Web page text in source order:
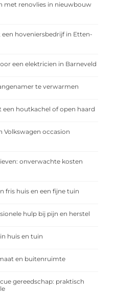
met renovlies in nieuwbouw
hoveniersbedrijf in Etten-
een elektricien in Barneveld
te verwarmen
houtkachel of open haard
Volkswagen occasion
onverwachte kosten
fris huis en een fijne tuin
hulp bij pijn en herstel
huis en tuin
en buitenruimte
gereedschap: praktisch